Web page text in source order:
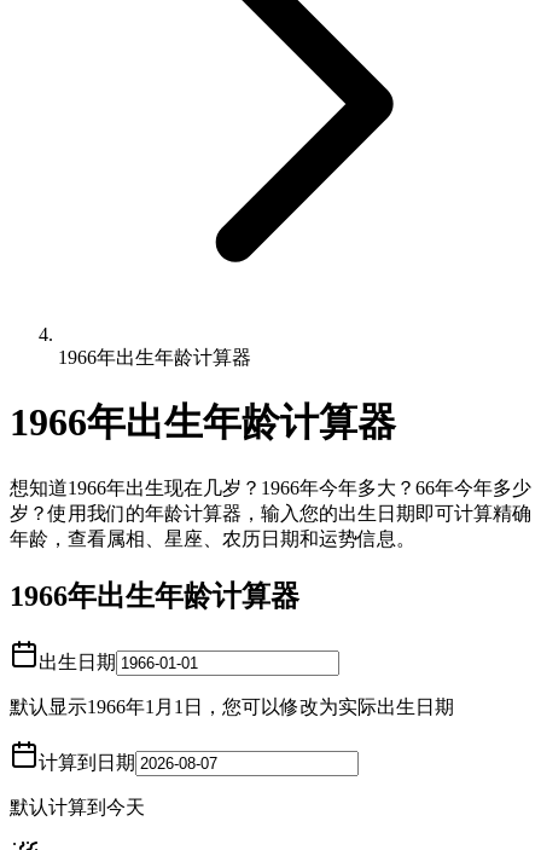
1966年出生年龄计算器
1966年出生年龄计算器
想知道1966年出生现在几岁？1966年今年多大？66年今年多少
岁？使用我们的年龄计算器，输入您的出生日期即可计算精确
年龄，查看属相、星座、农历日期和运势信息。
1966年出生年龄计算器
出生日期
默认显示1966年1月1日，您可以修改为实际出生日期
计算到日期
默认计算到今天